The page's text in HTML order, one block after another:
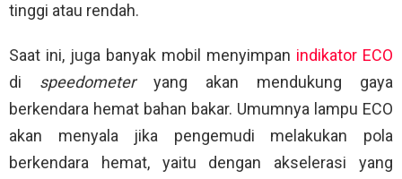
tinggi atau rendah.
Saat ini, juga banyak mobil menyimpan indikator ECO
di speedometeryang akan mendukung gaya
berkendara hemat bahan bakar. Umumnya lampu ECO
akan menyala jika pengemudi melakukan pola
berkendara hemat, yaitu dengan akselerasi yang